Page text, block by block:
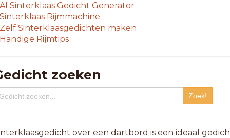
AI Sinterklaas Gedicht Generator
Sinterklaas Rijmmachine
Zelf Sinterklaasgedichten maken
Handige Rijmtips
zoeken
over een dartbord is een ideaal